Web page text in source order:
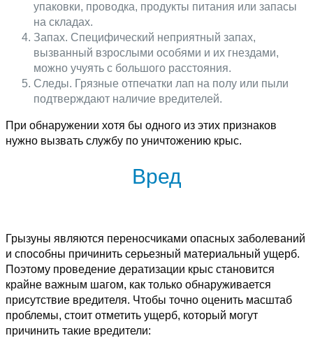
упаковки, проводка, продукты питания или запасы
на складах.
Запах. Специфический неприятный запах,
вызванный взрослыми особями и их гнездами,
можно учуять с большого расстояния.
Следы. Грязные отпечатки лап на полу или пыли
подтверждают наличие вредителей.
При обнаружении хотя бы одного из этих признаков
нужно вызвать службу по уничтожению крыс.
Вред
Грызуны являются переносчиками опасных заболеваний
и способны причинить серьезный материальный ущерб.
Поэтому проведение дератизации крыс становится
крайне важным шагом, как только обнаруживается
присутствие вредителя. Чтобы точно оценить масштаб
проблемы, стоит отметить ущерб, который могут
причинить такие вредители: